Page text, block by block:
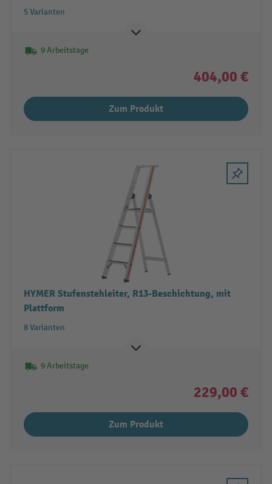
5 Varianten
9 Arbeitstage
404,00 €
Zum Produkt
HYMER Stufenstehleiter, R13-Beschichtung, mit
Plattform
8 Varianten
9 Arbeitstage
229,00 €
Zum Produkt